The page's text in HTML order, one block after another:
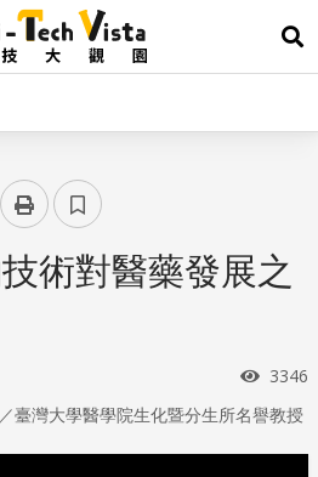
展
術對醫藥發展之
瀏覽
3346
臺灣大學醫學院生化暨分生所名譽教授